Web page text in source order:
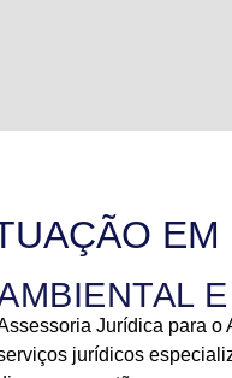
Jurídica para o
jurídicos